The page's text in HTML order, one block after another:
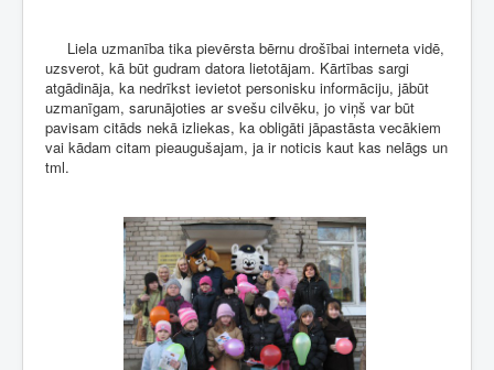
Liela uzmanība tika pievērsta bērnu drošībai interneta vidē,
uzsverot, kā būt gudram datora lietotājam. Kārtības sargi
atgādināja, ka nedrīkst ievietot personisku informāciju, jābūt
uzmanīgam, sarunājoties ar svešu cilvēku, jo viņš var būt
pavisam citāds nekā izliekas, ka obligāti jāpastāsta vecākiem
vai kādam citam pieaugušajam, ja ir noticis kaut kas nelāgs un
tml.